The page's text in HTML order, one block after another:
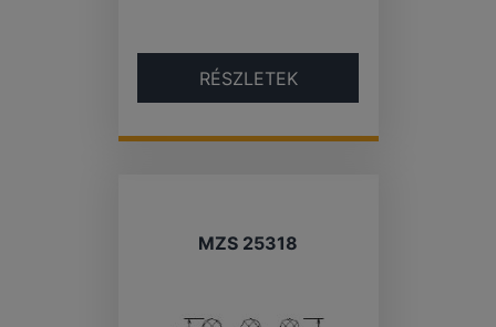
RÉSZLETEK
MZS 25318